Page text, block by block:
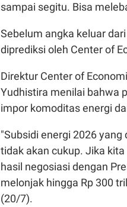
sampai segitu. Bisa
Sebelum angka keluar
diprediksi oleh Center of
Direktur Center of
Yudhistira menilai bahwa
impor komoditas energi
"Subsidi energi 2026
tidak akan cukup. Jika
hasil negosiasi dengan
melonjak hingga Rp 300
(20/7).